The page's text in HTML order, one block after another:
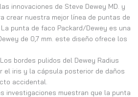
innovaciones de Steve Dewey MD. y
crear nuestra mejor línea de puntas de
punta de faco Packard/Dewey es una
de 0,7 mm. este diseño ofrece los
bordes pulidos del Dewey Radius
el iris y la cápsula posterior de daños
accidental.
investigaciones muestran que la punta